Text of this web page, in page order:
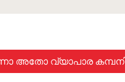
അതോ വ്യാപാര